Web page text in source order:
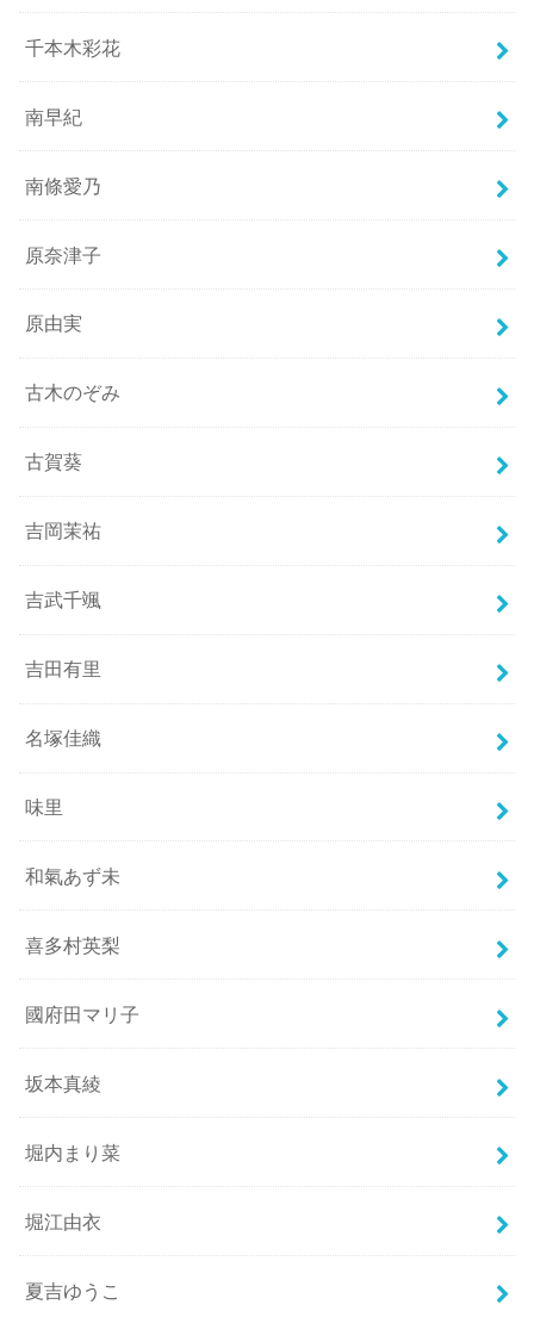
千本木彩花
南早紀
南條愛乃
原奈津子
原由実
古木のぞみ
古賀葵
吉岡茉祐
吉武千颯
吉田有里
名塚佳織
味里
和氣あず未
喜多村英梨
國府田マリ子
坂本真綾
堀内まり菜
堀江由衣
夏吉ゆうこ